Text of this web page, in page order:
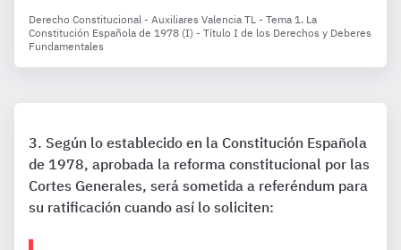
Derecho Constitucional - Auxiliares Valencia TL - Tema 1. La
Constitución Española de 1978 (I) - Título I de los Derechos y Deberes
Fundamentales
Según lo establecido en la Constitución Española
de 1978, aprobada la reforma constitucional por las
Cortes Generales, será sometida a referéndum para
su ratificación cuando así lo soliciten: